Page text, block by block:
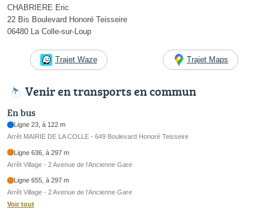
CHABRIERE Eric
22 Bis Boulevard Honoré Teisseire
06480 La Colle-sur-Loup
Trajet Waze Trajet Maps
Venir en transports en commun
En bus
Ligne 23, à 122 m
Arrêt MAIRIE DE LA COLLE - 649 Boulevard Honoré Teisseire
Ligne 636, à 297 m
Arrêt Village - 2 Avenue de l’Ancienne Gare
Ligne 655, à 297 m
Arrêt Village - 2 Avenue de l’Ancienne Gare
Voir tout